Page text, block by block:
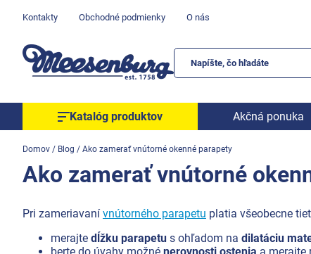
Kontakty Obchodné podmienky O nás
Katalóg produktov
Okenné parapety
Všetko pre okná
Montážne materiály
Náradie a nástroje
Akčná ponuka
Domov / Blog / Ako zamerať vnútorné okenné parapety
Ako zamerať vnútorné
Pri zameriavaní vnútorného parapetu platia všeobecne
merajte dĺžku parapetu s ohľadom na dilatáciu
berte do úvahy možné nerovnosti ostenia a merajte